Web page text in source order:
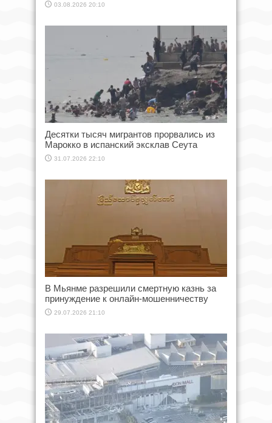
03.08.2026 20:10
Десятки тысяч мигрантов прорвались из
Марокко в испанский эксклав Сеута
31.07.2026 22:10
В Мьянме разрешили смертную казнь за
принуждение к онлайн-мошенничеству
29.07.2026 21:10